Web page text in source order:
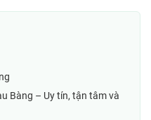
Bàng – Uy tín, tận tâm và